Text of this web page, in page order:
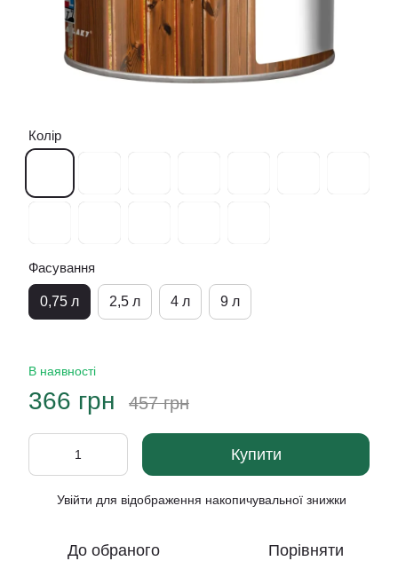
Колір
Фасування
0,75 л 2,5 л 4 л 9 л
В наявності
366 грн 457 грн
Купити
Увійти для відображення накопичувальної знижки
До обраного Порівняти